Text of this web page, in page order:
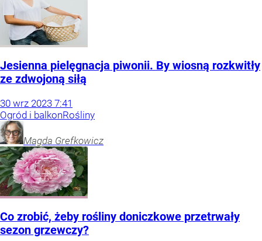
Jesienna pielęgnacja piwonii. By wiosną rozkwitły
ze zdwojoną siłą
30 wrz 2023 7:41
Ogród i balkonRośliny
Magda Grefkowicz
Co zrobić, żeby rośliny doniczkowe przetrwały
sezon grzewczy?